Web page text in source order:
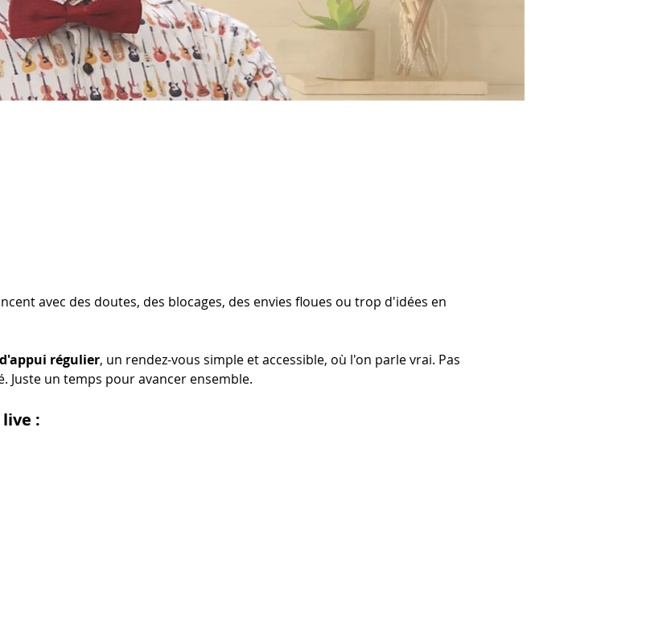
avec des doutes, des blocages, des envies floues ou trop d'idées en
régulier, un rendez-vous simple et accessible, où l'on parle vrai. Pas
Juste un temps pour avancer ensemble.
: